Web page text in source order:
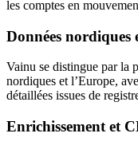
les comptes en
Données nordiques
Vainu se distingue par la
nordiques et l’Europe,
détaillées issues de
Enrichissement et